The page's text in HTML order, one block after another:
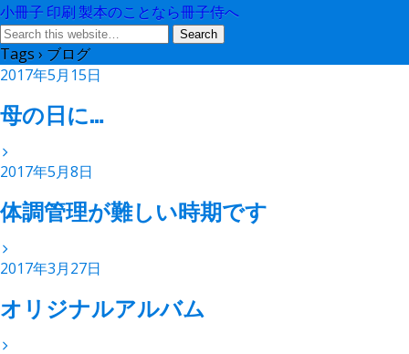
小冊子 印刷 製本のことなら冊子侍へ
Tags › ブログ
2017年5月15日
母の日に…
2017年5月8日
体調管理が難しい時期です
2017年3月27日
オリジナルアルバム